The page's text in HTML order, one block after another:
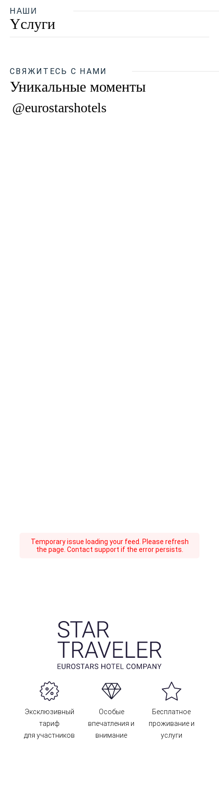
НАШИ
Yслуги
СВЯЖИТЕСЬ С НАМИ
Уникальные моменты
@eurostarshotels
Temporary issue loading your feed. Please refresh
the page. Contact support if the error persists.
Эксклюзивный
тариф
для участников
Особые
впечатления и
внимание
Бесплатное
проживание и
услуги